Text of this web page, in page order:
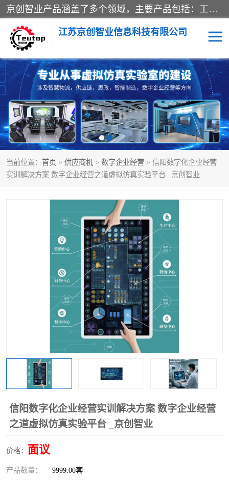
京创智业产品涵盖了多个领域，主要产品包括：工业4.0生产线解决方案，智慧物流综合实训室，教学设备与实验室建设，虚拟仿真实验室等。公司将秉持“创新、执着、诚信、共赢”的理念，以“将服务当作使命”为核心价值观，致力于为客户创造价值，与客户、合作伙伴和员工共同成长。
江苏京创智业信息科技有限公司
当前位置： 首页 > 供应商机 > 数字企业经营 > 信阳数字化企业经营
实训解决方案 数字企业经营之道虚拟仿真实验平台 _京创智业
信阳数字化企业经营实训解决方案 数字企业经营
之道虚拟仿真实验平台 _京创智业
价格： 面议
产品数量： 9999.00套
VR物流实训 低碳供应链
生产系统仿真 冷链物流
供应链管理 思政
智慧零售实训 智能制造
数字企业经营
工业工程实训室